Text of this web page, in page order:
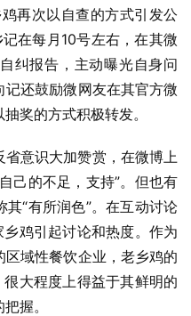
再次以自查的方式引发公
在每月10号左右，在其微
纠报告，主动曝光自身问
还鼓励微网友在其官方微
奖的方式积极转发。
意识大加赞赏，在微博上
己的不足，支持”。但也有
“有所润色”。在互动讨论
鸡引起讨论和热度。作为
域性餐饮企业，老乡鸡的
大程度上得益于其鲜明的
握。